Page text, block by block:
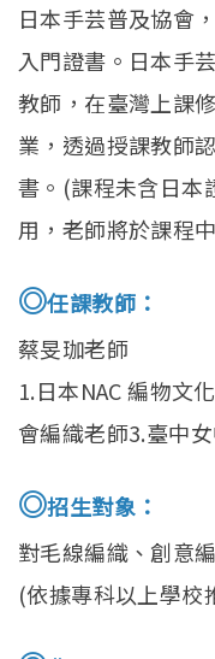
日本手芸普及協會
入門證書。日本手
教師，在臺灣上課
業，透過授課教師
書。(課程未含日本
用，老師將於課程
◎任課教師：
蔡旻珈老師
1.日本NAC 編物文
會編織老師3.臺中
◎招生對象：
對毛線編織、創意
(依據專科以上學校